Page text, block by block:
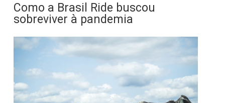
Como a Brasil Ride buscou
sobreviver à pandemia